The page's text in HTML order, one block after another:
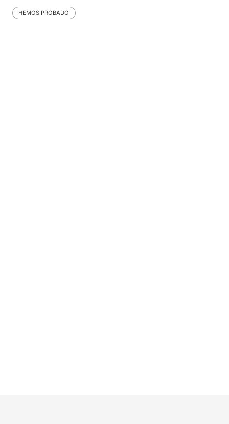
HEMOS PROBADO